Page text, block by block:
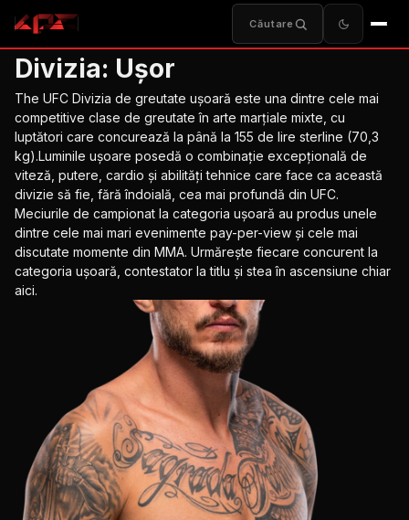
Căutare
Divizia: Ușor
The UFC Divizia de greutate ușoară este una dintre cele mai
competitive clase de greutate în arte marțiale mixte, cu
luptători care concurează la până la 155 de lire sterline (70,3
kg).Luminile ușoare posedă o combinație excepțională de
viteză, putere, cardio și abilități tehnice care face ca această
divizie să fie, fără îndoială, cea mai profundă din UFC.
Meciurile de campionat la categoria ușoară au produs unele
dintre cele mai mari evenimente pay-per-view și cele mai
discutate momente din MMA. Urmărește fiecare concurent la
categoria ușoară, contestator la titlu și stea în ascensiune chiar
aici.